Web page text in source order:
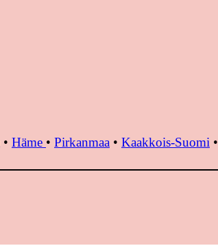
• Häme • Pirkanmaa • Kaakkois-Suomi •